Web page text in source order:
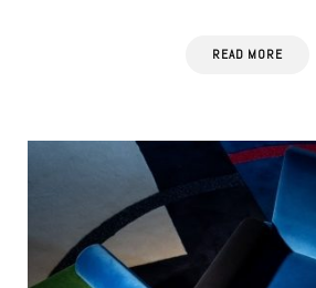
READ MORE